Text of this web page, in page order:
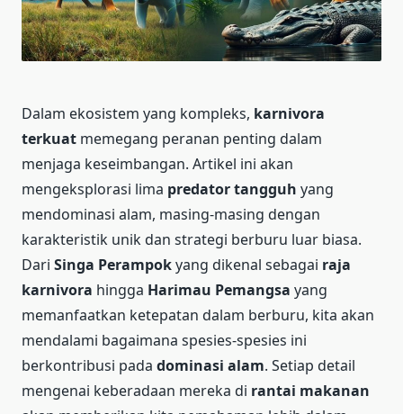
Dalam ekosistem yang kompleks, karnivora
terkuat memegang peranan penting dalam
menjaga keseimbangan. Artikel ini akan
mengeksplorasi lima predator tangguh yang
mendominasi alam, masing-masing dengan
karakteristik unik dan strategi berburu luar biasa.
Dari Singa Perampokyang dikenal sebagai raja
karnivora hingga Harimau Pemangsa yang
memanfaatkan ketepatan dalam berburu, kita akan
mendalami bagaimana spesies-spesies ini
berkontribusi pada dominasi alam. Setiap detail
mengenai keberadaan mereka di rantai makanan